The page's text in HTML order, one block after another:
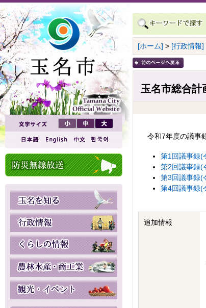
[ホーム] > [行政情報]
玉名市総合
令和7年度の議事
第1回議事録(
第2回議事録(
第3回議事録(
第4回議事録(
追加情報